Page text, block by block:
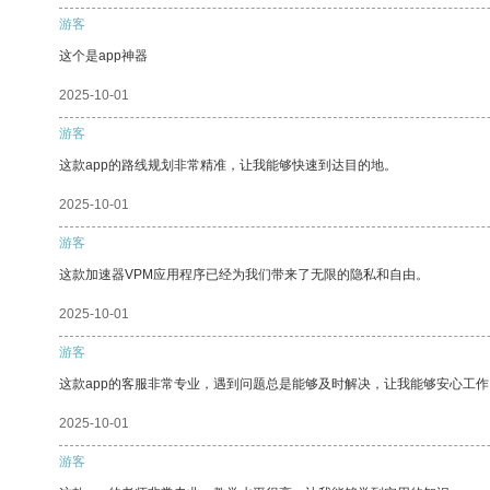
游客
这个是app神器
2025-10-01
游客
这款app的路线规划非常精准，让我能够快速到达目的地。
2025-10-01
游客
这款加速器VPM应用程序已经为我们带来了无限的隐私和自由。
2025-10-01
游客
这款app的客服非常专业，遇到问题总是能够及时解决，让我能够安心工
2025-10-01
游客